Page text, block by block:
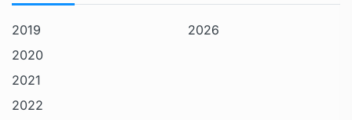
2019
2020
2021
2022
2026